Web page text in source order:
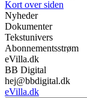
Kort over siden
Nyheder
Dokumenter
Tekstunivers
Abonnementsstrøm
eVilla.dk
BB Digital
hej@bbdigital.dk
eVilla.dk